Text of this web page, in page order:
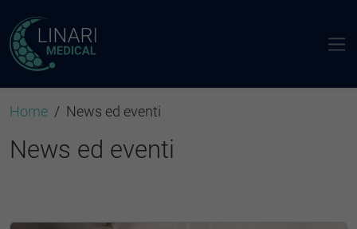
Home News ed eventi
News ed eventi